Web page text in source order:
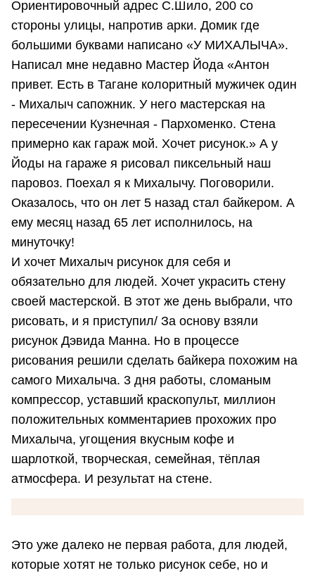
Ориентировочный адрес С.Шило, 200 со
стороны улицы, напротив арки. Домик где
большими буквами написано «У МИХАЛЫЧА».
Написал мне недавно Мастер Йода «Антон
привет. Есть в Тагане колоритный мужичек один
- Михалыч сапожник. У него мастерская на
пересечении Кузнечная - Пархоменко. Стена
примерно как гараж мой. Хочет рисунок.» А у
Йоды на гараже я рисовал пиксельный наш
паровоз. Поехал я к Михалычу. Поговорили.
Оказалось, что он лет 5 назад стал байкером. А
ему месяц назад 65 лет исполнилось, на
минуточку!
И хочет Михалыч рисунок для себя и
обязательно для людей. Хочет украсить стену
своей мастерской. В этот же день выбрали, что
рисовать, и я приступил/ За основу взяли
рисунок Дэвида Манна. Но в процессе
рисования решили сделать байкера похожим на
самого Михалыча. 3 дня работы, сломаным
компрессор, уставший краскопульт, миллион
положительных комментариев прохожих про
Михалыча, угощения вкусным кофе и
шарлоткой, творческая, семейная, тёплая
атмосфера. И результат на стене.
Это уже далеко не первая работа, для людей,
которые хотят не только рисунок себе, но и